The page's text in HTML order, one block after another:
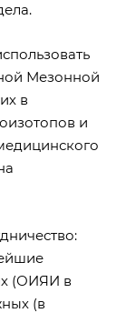
Мезонной
в
и
(ОИЯИ в
(в